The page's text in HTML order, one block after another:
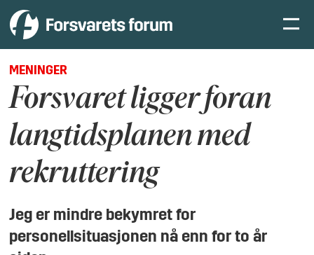
MENINGER
Forsvaret ligger foran
langtidsplanen med
rekruttering
Jeg er mindre bekymret for
personellsituasjonen nå enn for to år